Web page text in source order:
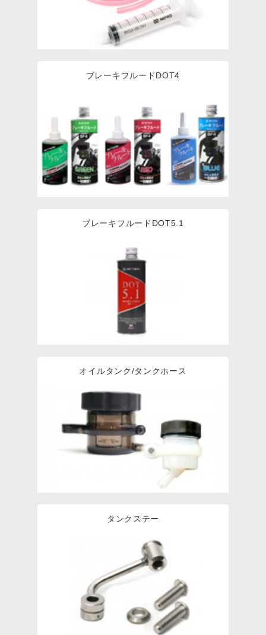
ブレーキフルードDOT4
ブレーキフルードDOT5.1
オイルタンク/タンクホース
タンクステー